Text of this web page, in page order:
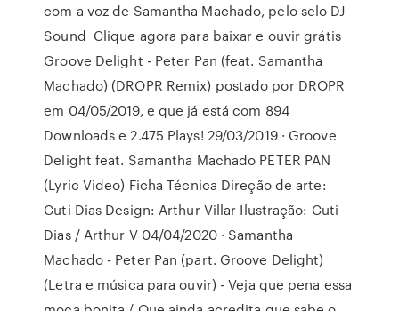
com a voz de Samantha Machado, pelo selo DJ
Sound Clique agora para baixar e ouvir grátis
Groove Delight - Peter Pan (feat. Samantha
Machado) (DROPR Remix) postado por DROPR
em 04/05/2019, e que já está com 894
Downloads e 2.475 Plays! 29/03/2019 · Groove
Delight feat. Samantha Machado PETER PAN
(Lyric Video) Ficha Técnica Direção de arte:
Cuti Dias Design: Arthur Villar Ilustração: Cuti
Dias / Arthur V 04/04/2020 · Samantha
Machado - Peter Pan (part. Groove Delight)
(Letra e música para ouvir) - Veja que pena essa